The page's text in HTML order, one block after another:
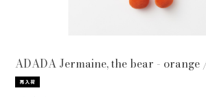
ADADA Jermaine, the bear -